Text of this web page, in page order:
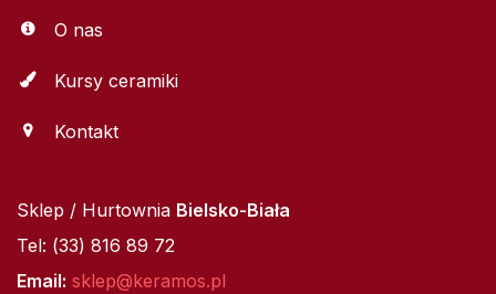
O nas
Kursy ceramiki
Kontakt
Sklep / Hurtownia Bielsko-Biała
Tel: (33) 816 89 72
Email: sklep@keramos.pl